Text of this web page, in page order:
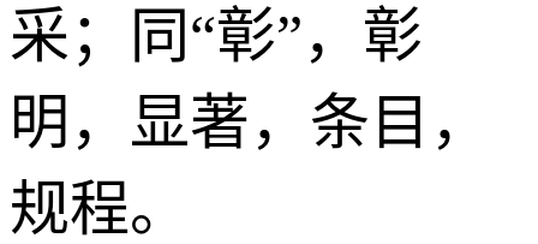
采；同“彰”，彰
明，显著，条目，
规程。